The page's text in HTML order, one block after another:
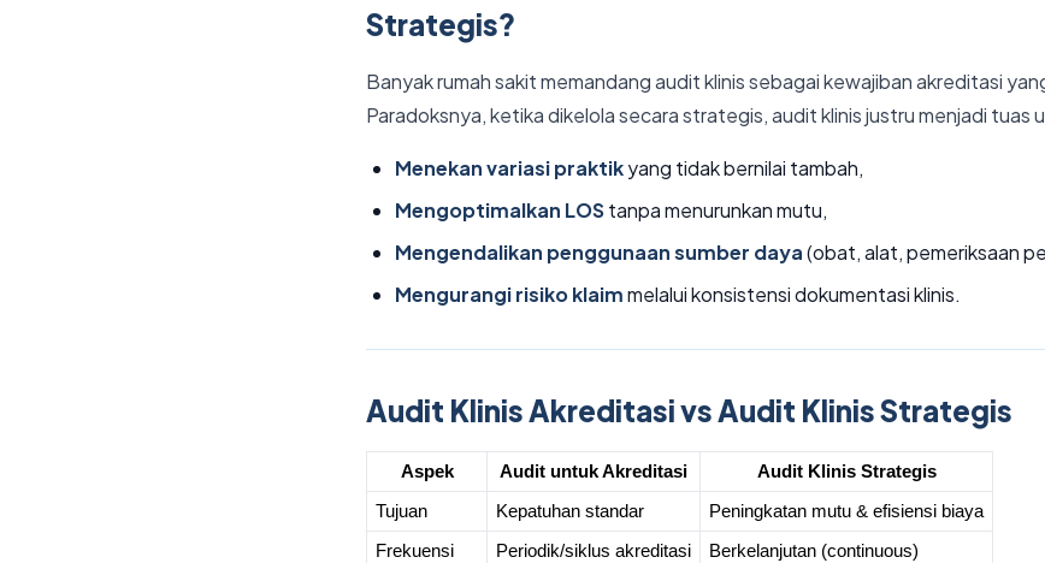
Strategis?
Banyak rumah sakit memandang audit klinis sebagai kewajiban akreditasi
Paradoksnya, ketika dikelola secara strategis, audit klinis justru menjadi tuas
Menekan variasi praktikyang tidak bernilai tambah,
Mengoptimalkan LOStanpa menurunkan mutu,
Mengendalikan penggunaan sumber daya(obat, alat, pemeriksaan
Mengurangi risiko klaimmelalui konsistensi dokumentasi klinis.
Audit Klinis Akreditasi vs Audit Klinis Strategis
Aspek Audit untuk Akreditasi Audit Klinis Strategis
Tujuan Kepatuhan standar Peningkatan mutu & efisiensi biaya
Frekuensi Periodik/siklus akreditasi Berkelanjutan (continuous)